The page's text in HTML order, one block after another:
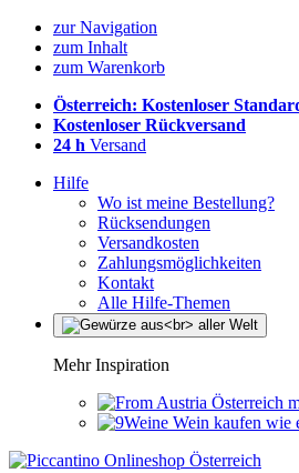
zur Navigation
zum Inhalt
zum Warenkorb
Österreich: Kostenloser
Kostenloser Rückversand
24 h Versand
Hilfe
Wo ist meine Bestellung?
Rücksendungen
Versandkosten
Zahlungsmöglichkeiten
Kontakt
Alle Hilfe-Themen
Mehr Inspiration
Österreich
Wein kaufen wie